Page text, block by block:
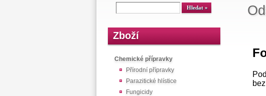
Zboží
Chemické přípravky
Přírodní přípravky
Parazitické hlístice
Fungicidy